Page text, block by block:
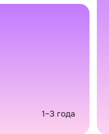
1–3 года